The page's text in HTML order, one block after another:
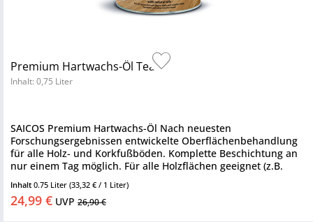
Premium Hartwachs-Öl Teak
Inhalt: 0,75 Liter
SAICOS Premium Hartwachs-Öl Nach neuesten
Forschungsergebnissen entwickelte Oberflächenbehandlung
für alle Holz- und Korkfußböden. Komplette Beschichtung an
nur einem Tag möglich. Für alle Holzflächen geeignet (z.B.
Möbel, Treppen,...
Inhalt 0.75 Liter (33,32 € / 1 Liter)
24,99 € UVP 26,90 €